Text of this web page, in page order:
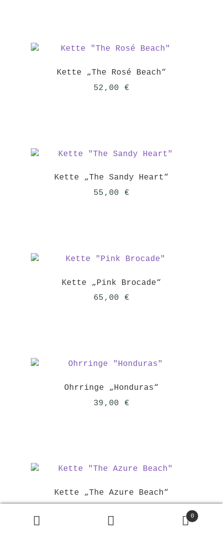
Kette „The Rosé Beach“
52,00 €
Kette „The Sandy Heart“
55,00 €
Kette „Pink Brocade“
65,00 €
Ohrringe „Honduras“
39,00 €
Kette „The Azure Beach“
0